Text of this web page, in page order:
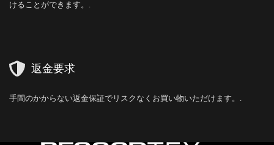
けることができます。.
返金要求
手間のかからない返金保証でリスクなくお買い物いただけます。.